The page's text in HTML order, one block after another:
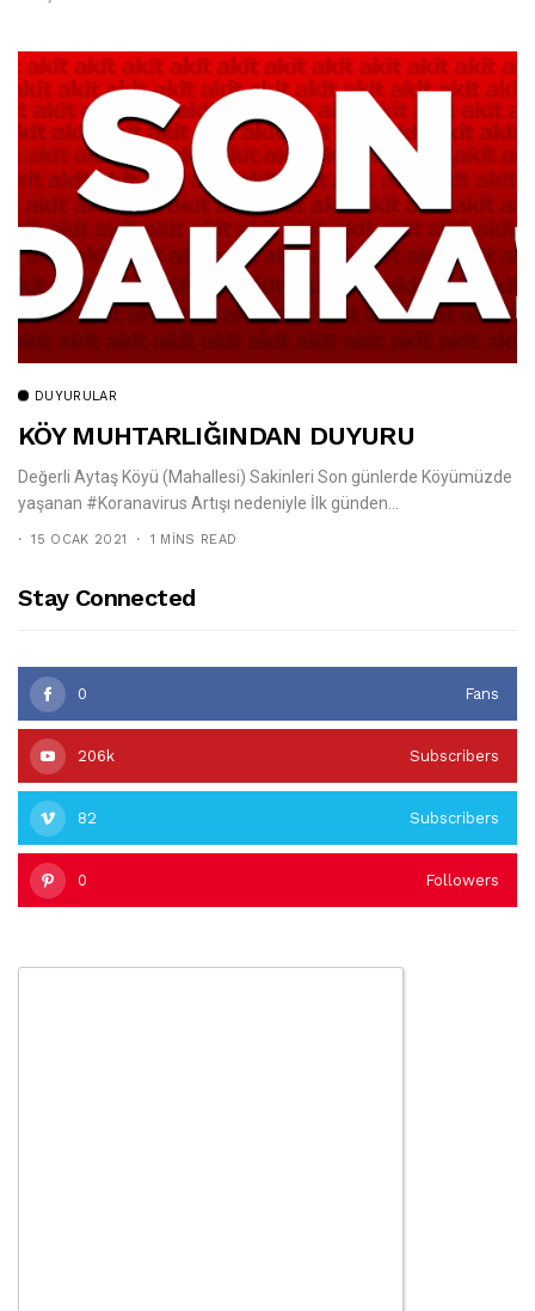
DUYURULAR
KÖY MUHTARLIĞINDAN DUYURU
Değerli Aytaş Köyü (Mahallesi) Sakinleri Son günlerde Köyümüzde
yaşanan #Koranavirus Artışı nedeniyle İlk günden...
15 OCAK 2021 1 MINS READ
Stay Connected
0 Fans
206k Subscribers
82 Subscribers
0 Followers